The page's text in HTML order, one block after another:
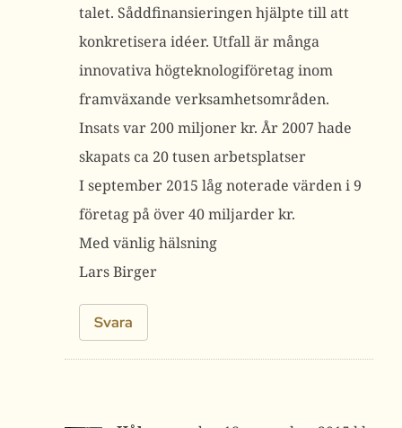
talet. Såddfinansieringen hjälpte till att
konkretisera idéer. Utfall är många
innovativa högteknologiföretag inom
framväxande verksamhetsområden.
Insats var 200 miljoner kr. År 2007 hade
skapats ca 20 tusen arbetsplatser
I september 2015 låg noterade värden i 9
företag på över 40 miljarder kr.
Med vänlig hälsning
Lars Birger
Svara